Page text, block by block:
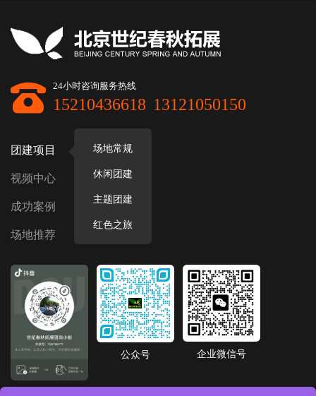
24小时咨询服务热线
15210436618 13121050150
团建项目 场地常规
休闲团建
主题团建
红色之旅
视频中心
成功案例
场地推荐
公众号 企业微信号